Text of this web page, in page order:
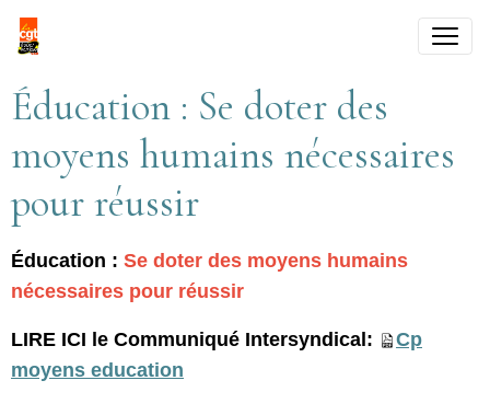
Éducation : Se doter des
moyens humains nécessaires
pour réussir
Éducation : Se doter des moyens humains
nécessaires pour réussir
LIRE ICI le Communiqué Intersyndical:
Cp
moyens education